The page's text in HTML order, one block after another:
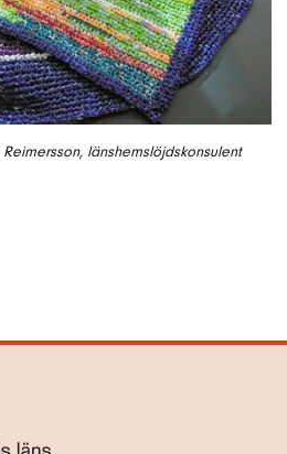
Reimersson, länshemslöjdskonsulent